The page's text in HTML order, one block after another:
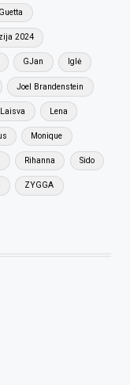
2024
GJan Iglė
Joel Brandenstein
Laisva Lena
Monique
Rihanna Sido
ZYGGA